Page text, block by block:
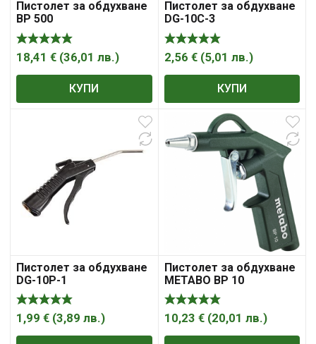
Пистолет за обдухване
BP 500
18,41 € (36,01 лв.)
КУПИ
Пистолет за обдухване
DG-10C-3
2,56 € (5,01 лв.)
КУПИ
Пистолет за обдухване
DG-10P-1
1,99 € (3,89 лв.)
Пистолет за обдухване
METABO BP 10
10,23 € (20,01 лв.)